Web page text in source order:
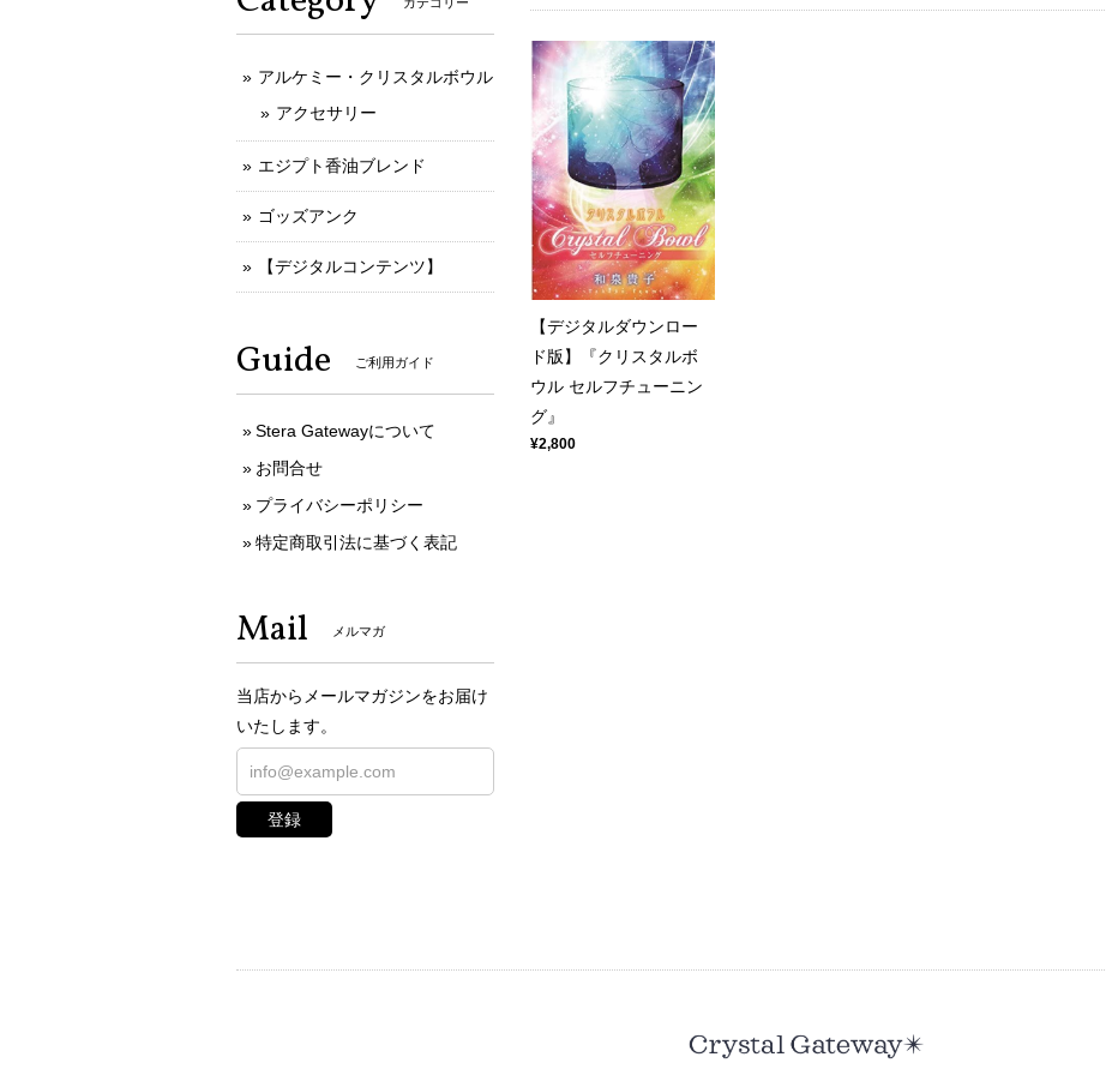
【デジタルダウンロー
ド版】『クリスタルボ
ウル セルフチューニン
グ』
¥2,800
アルケミー・クリスタルボウル
アクセサリー
エジプト香油ブレンド
ゴッズアンク
【デジタルコンテンツ】
Guide ご利用ガイド
Stera Gatewayについて
お問合せ
プライバシーポリシー
特定商取引法に基づく表記
Mail メルマガ
当店からメールマガジンをお届け
いたします。
登録